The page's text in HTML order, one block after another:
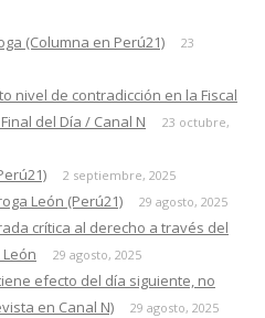
(Columna en Perú21)
23
nivel de contradicción en la Fiscal
del Día / Canal N
23 octubre,
2 septiembre, 2025
León (Perú21) 29 agosto, 2025
crítica al derecho a través del
29 agosto, 2025
efecto del día siguiente, no
en Canal N)
29 agosto, 2025